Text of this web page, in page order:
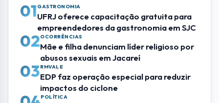
01 GASTRONOMIA
UFRJ oferece capacitação gratuita para
empreendedores da gastronomia em SJC
02OCORRÊNCIAS
Mãe e filha denunciam líder religioso por
abusos sexuais em Jacareí
03RMVALE
EDP faz operação especial para reduzir
impactos do ciclone
POLÍTICA